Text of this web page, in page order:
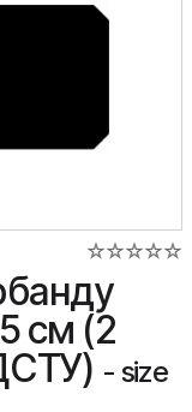
см (2
- size